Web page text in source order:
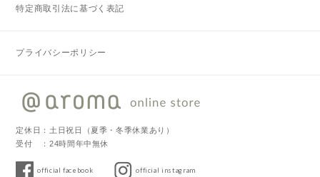
特定商取引法に基づく表記
プライバシーポリシー
定休日：土日祝日（夏季・冬季休業あり）
受付 ：24時間年中無休
official facebook official instagram